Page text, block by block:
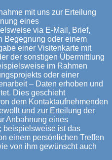
mit uns zur Erteilung
eines
via E-Mail, Brief,
Begegnung oder einem
einer Visitenkarte mit
der sonstigen Übermittlung
im Rahmen
oder einer
– Daten erhoben und
Dies geschieht
dem Kontaktaufnehmenden
und zur Erteilung der
Anbahnung eines
beispielsweise ist das
einem persönlichen Treffen
von ihm gewünscht auch